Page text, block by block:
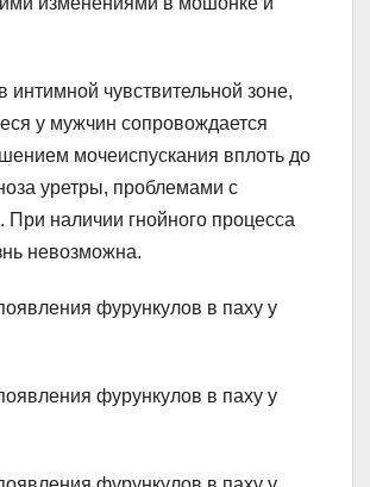
интимной чувствительной зоне,
у мужчин сопровождается
мочеиспускания вплоть до
уретры, проблемами с
При наличии гнойного процесса
невозможна.